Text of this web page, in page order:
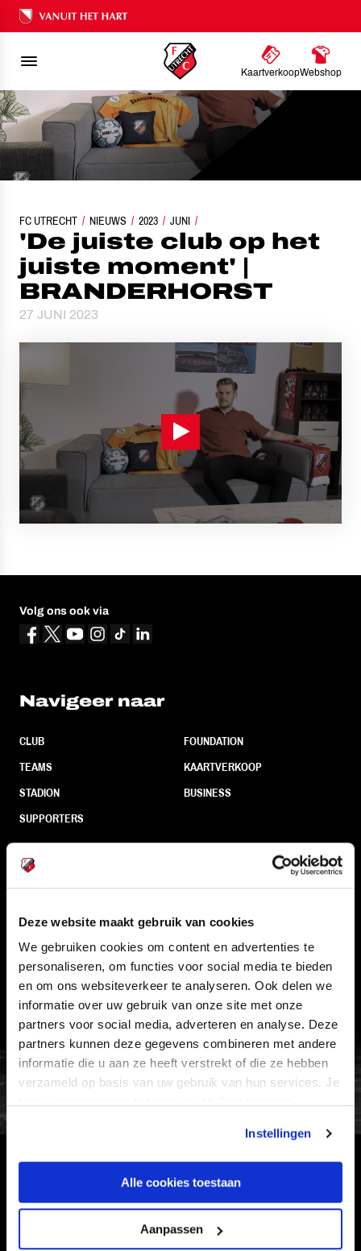
Deze website maakt gebruik van cookies
We gebruiken cookies om content en advertenties te
personaliseren, om functies voor social media te bieden
en om ons websiteverkeer te analyseren. Ook delen we
informatie over uw gebruik van onze site met onze
partners voor social media, adverteren en analyse. Deze
partners kunnen deze gegevens combineren met andere
informatie die u aan ze heeft verstrekt of die ze hebben
verzameld op basis van uw gebruik van hun services. Je
Instellingen
Alle cookies toestaan
Aanpassen
Ons nalatenschap
KaartverkoopWebshop
FC UTRECHT NIEUWS 2023 JUNI
'DE JUISTE CLUB OP HET JUISTE MOMENT' | BRANDERHORST
'De juiste club op het
juiste moment' |
BRANDERHORST
27 JUNI 2023
Volg ons ook via
Navigeer naar
CLUB
TEAMS
STADION
SUPPORTERS
FOUNDATION
KAARTVERKOOP
BUSINESS
Informatie
VEELGESTELDE VRAGEN
CONTACT
WERKEN BIJ
VERTROUWENSPERSOON
FC Utrecht<br>vanuit<br>het
HOOFDSPONSOR